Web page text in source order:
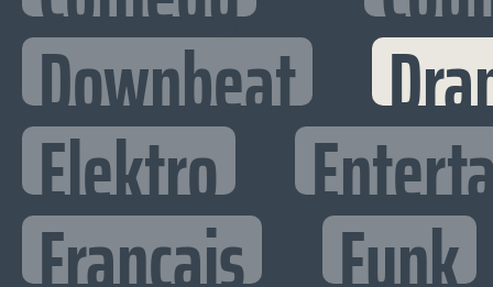
Downbeat
Elektro
Francais Funk